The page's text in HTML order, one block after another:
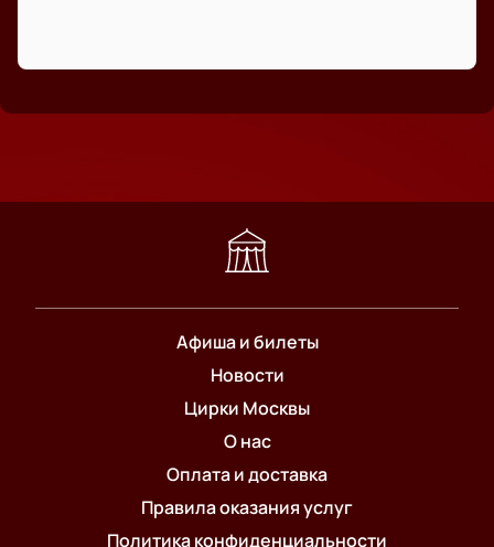
Афиша и билеты
Новости
Цирки Москвы
О нас
Оплата и доставка
Правила оказания услуг
Политика конфиденциальности